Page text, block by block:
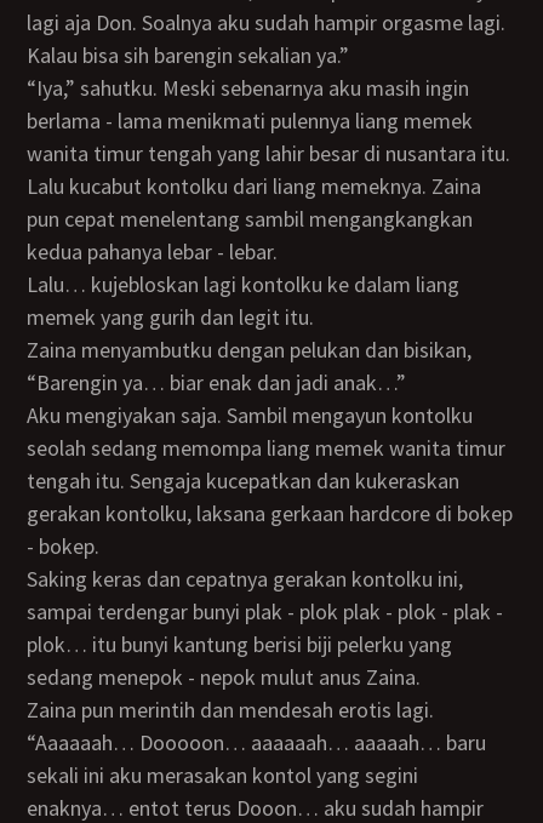
lagi aja Don. Soalnya aku sudah hampir orgasme lagi.
Kalau bisa sih barengin sekalian ya.”
“Iya,” sahutku. Meski sebenarnya aku masih ingin
berlama - lama menikmati pulennya liang memek
wanita timur tengah yang lahir besar di nusantara itu.
Lalu kucabut kontolku dari liang memeknya. Zaina
pun cepat menelentang sambil mengangkangkan
kedua pahanya lebar - lebar.
Lalu… kujebloskan lagi kontolku ke dalam liang
memek yang gurih dan legit itu.
Zaina menyambutku dengan pelukan dan bisikan,
“Barengin ya… biar enak dan jadi anak…”
Aku mengiyakan saja. Sambil mengayun kontolku
seolah sedang memompa liang memek wanita timur
tengah itu. Sengaja kucepatkan dan kukeraskan
gerakan kontolku, laksana gerkaan hardcore di bokep
- bokep.
Saking keras dan cepatnya gerakan kontolku ini,
sampai terdengar bunyi plak - plok plak - plok - plak -
plok… itu bunyi kantung berisi biji pelerku yang
sedang menepok - nepok mulut anus Zaina.
Zaina pun merintih dan mendesah erotis lagi.
“Aaaaaah… Dooooon… aaaaaah… aaaaah… baru
sekali ini aku merasakan kontol yang segini
enaknya… entot terus Dooon… aku sudah hampir